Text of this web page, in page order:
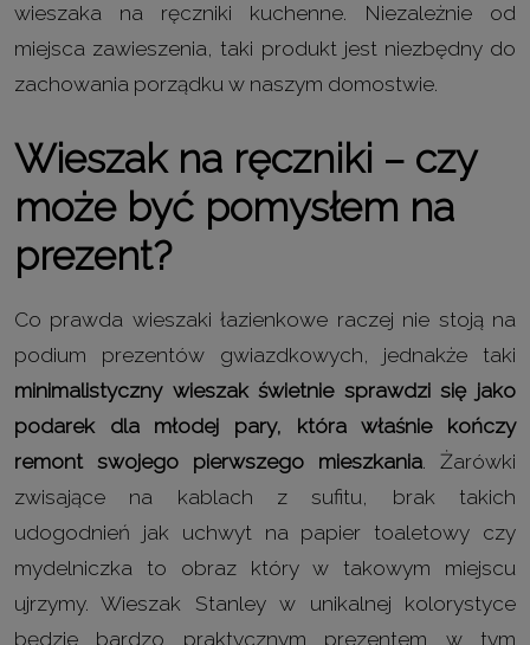
wieszaka na ręczniki kuchenne. Niezależnie od
miejsca zawieszenia, taki produkt jest niezbędny do
zachowania porządku w naszym domostwie.
Wieszak na ręczniki – czy
może być pomysłem na
prezent?
Co prawda wieszaki łazienkowe raczej nie stoją na
podium prezentów gwiazdkowych, jednakże taki
minimalistyczny wieszak świetnie sprawdzi się jako
podarek dla młodej pary, która właśnie kończy
remont swojego pierwszego mieszkania . Żarówki
zwisające na kablach z sufitu, brak takich
udogodnień jak uchwyt na papier toaletowy czy
mydelniczka to obraz który w takowym miejscu
ujrzymy. Wieszak Stanley w unikalnej kolorystyce
będzie bardzo praktycznym prezentem w tym